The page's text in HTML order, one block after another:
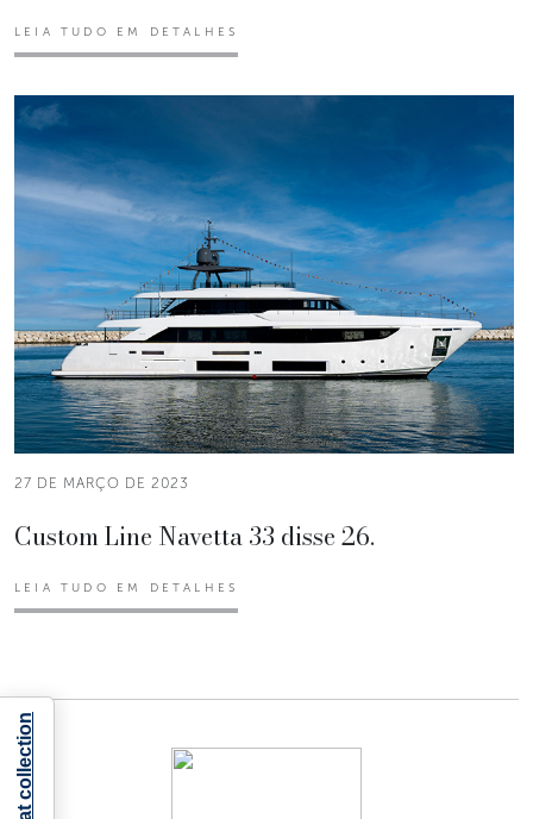
LEIA TUDO EM DETALHES
27 DE MARÇO DE 2023
Custom Line Navetta 33 disse 26.
LEIA TUDO EM DETALHES